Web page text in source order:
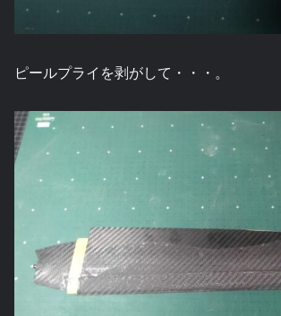
ピールプライを剥がして・・・。